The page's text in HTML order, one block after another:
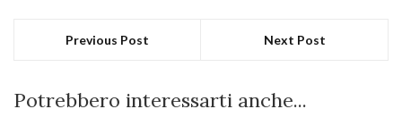
Previous Post Next Post
Potrebbero interessarti anche...